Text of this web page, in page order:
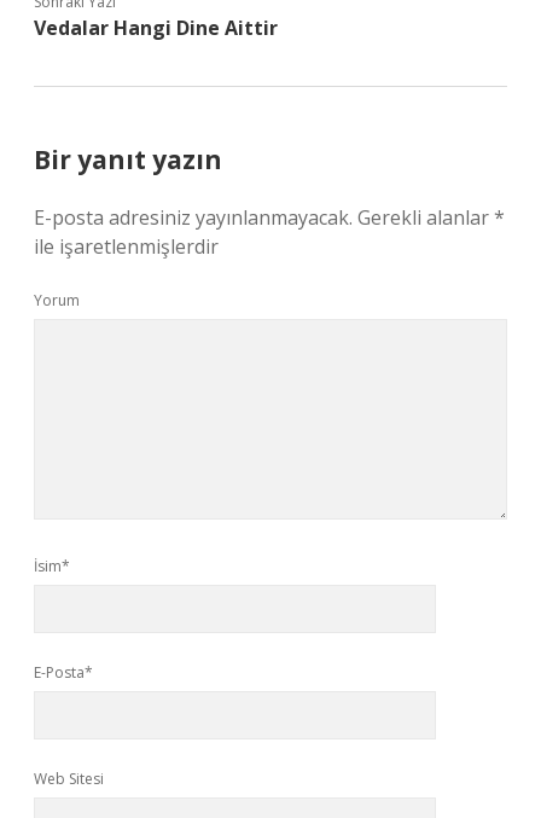
Vedalar Hangi Dine Aittir
Bir yanıt yazın
E-posta adresiniz yayınlanmayacak. Gerekli alanlar*
ile işaretlenmişlerdir
Yorum
İsim*
E-Posta*
Web Sitesi